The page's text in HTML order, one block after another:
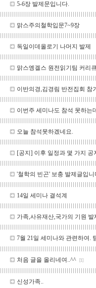
5-6장 발제문입니다.
맑스주의철학입문7~9장
독일이데올로기 나머지 발제
맑스엥겔스 원전읽기팀 커리
이반의경,김경림 반전집회 참
이번주 세미나도 참석 못하는
오늘 참석못하겠네요.
[공지] 이후 일정과 몇 가지 공
'철학의 빈곤' 보충 발제글입니
14일 세미나 결석계
가족,사유재산,국가의 기원 발
7월 21일 세미나와 관련하여.
처음 글을 올리네여..^^ [1]
신성가족..